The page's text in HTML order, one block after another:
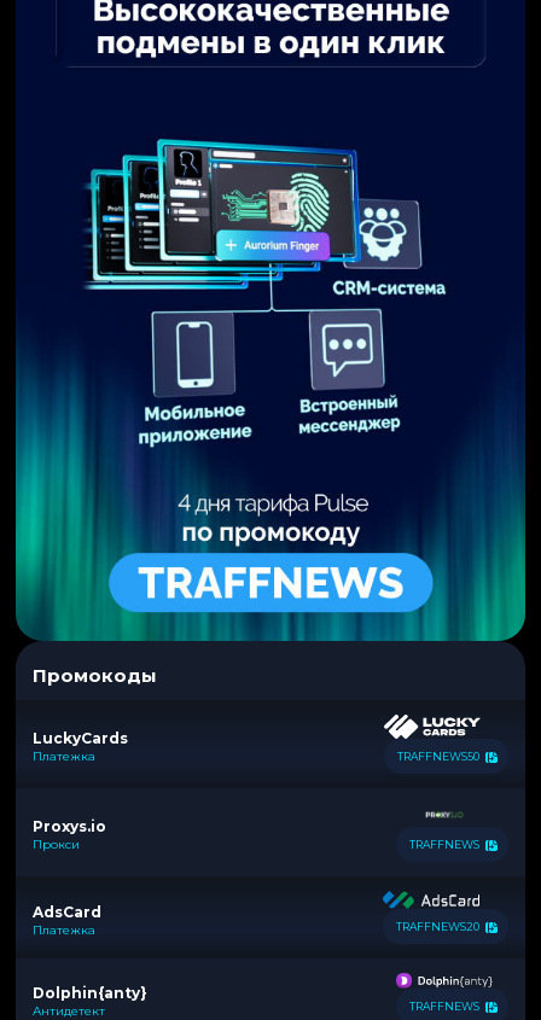
Промокоды
LuckyCards
Платежка TRAFFNEWS50
Proxys.io
Прокси TRAFFNEWS
AdsCard
Платежка TRAFFNEWS20
Dolphin{anty}
Антидетект TRAFFNEWS